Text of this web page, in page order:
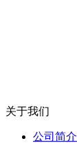
关于我们
公司简介